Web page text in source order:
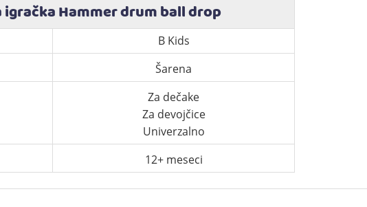
Hammer drum ball drop
B Kids
Šarena
Za dečake
Za devojčice
Univerzalno
12+ meseci